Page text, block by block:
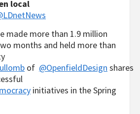
local
made more than 1.9 million
months and held more than
of @OpenfieldDesign shares
initiatives in the Spring